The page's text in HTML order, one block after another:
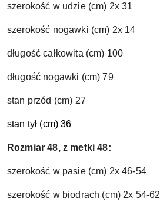
szerokość w udzie (cm) 2x 31
szerokość nogawki (cm) 2x 14
długość całkowita (cm) 100
długość nogawki (cm) 79
stan przód (cm) 27
stan tył (cm) 36
Rozmiar 48, z metki 48:
szerokość w pasie (cm) 2x 46-54
szerokość w biodrach (cm) 2x 54-62